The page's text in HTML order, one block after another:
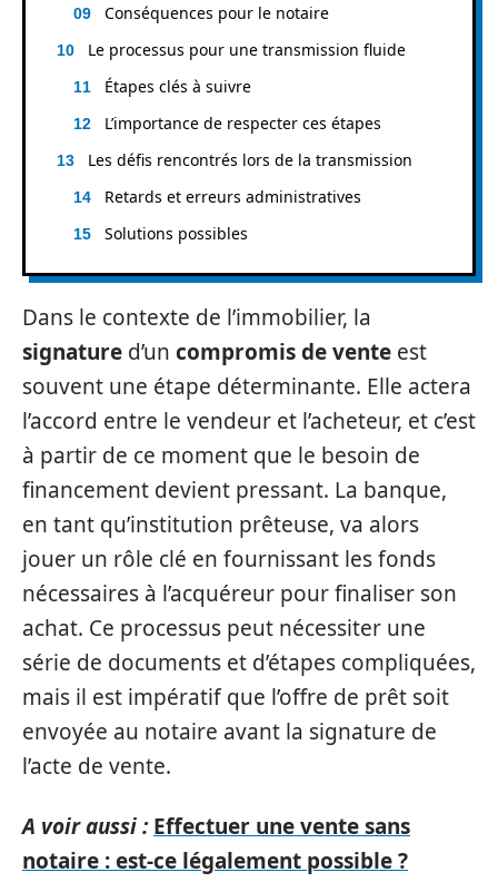
Conséquences pour le notaire
Le processus pour une transmission fluide
Étapes clés à suivre
L’importance de respecter ces étapes
Les défis rencontrés lors de la transmission
Retards et erreurs administratives
Solutions possibles
Dans le contexte de l’immobilier, la
signature d’un compromis de vente est
souvent une étape déterminante. Elle actera
l’accord entre le vendeur et l’acheteur, et c’est
à partir de ce moment que le besoin de
financement devient pressant. La banque,
en tant qu’institution prêteuse, va alors
jouer un rôle clé en fournissant les fonds
nécessaires à l’acquéreur pour finaliser son
achat. Ce processus peut nécessiter une
série de documents et d’étapes compliquées,
mais il est impératif que l’offre de prêt soit
envoyée au notaire avant la signature de
l’acte de vente.
A voir aussi : Effectuer une vente sans
notaire : est-ce légalement possible ?